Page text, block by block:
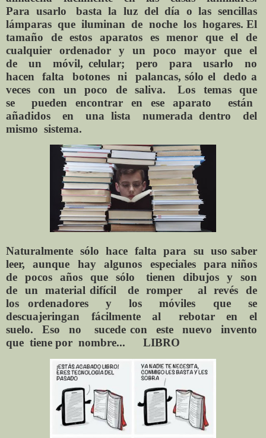
Para usarlo basta la luz del día o las sencillas
lámparas que iluminan de noche los hogares. El
tamaño
de estos aparatos es menor que el
de
cualquier
ordenador y un poco mayor que
el
de
un móvil, celular; pero para usarlo
no
hacen
falta botones ni palancas, sólo el
dedo a
veces
con un poco de saliva. Los temas
que
se
pueden encontrar en ese aparato
están
añadidos
en una lista numerada dentro
del
mismo sistema.
Naturalmente sólo hace falta para su uso saber
leer,
aunque hay algunos especiales
para niños
de
pocos años que sólo tienen dibujos y
son
de
un material difícil de romper al revés
de
los ordenadores
y los móviles que
se
descuajeringan
fácilmente al rebotar en
el
suelo.
Eso no sucede con este nuevo
invento
que tiene por nombre... LIBRO